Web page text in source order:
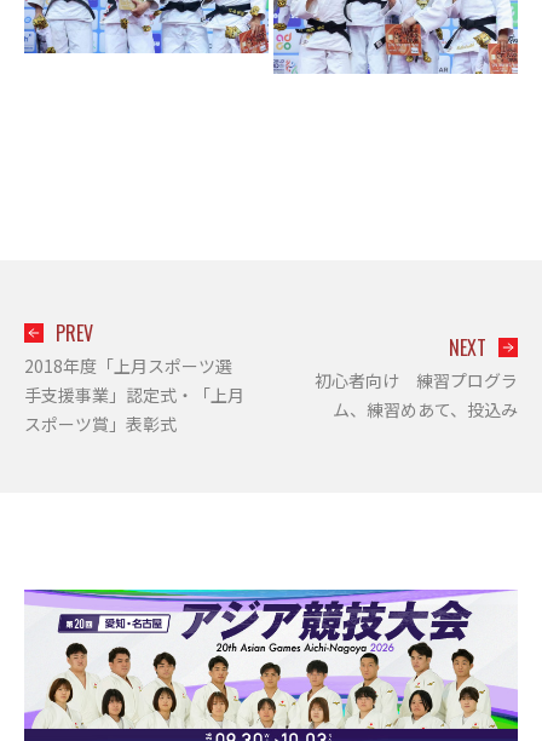
PREV
2018年度「上月スポーツ選
手支援事業」認定式・「上月
スポーツ賞」表彰式
NEXT
初心者向け 練習プログラ
ム、練習めあて、投込み